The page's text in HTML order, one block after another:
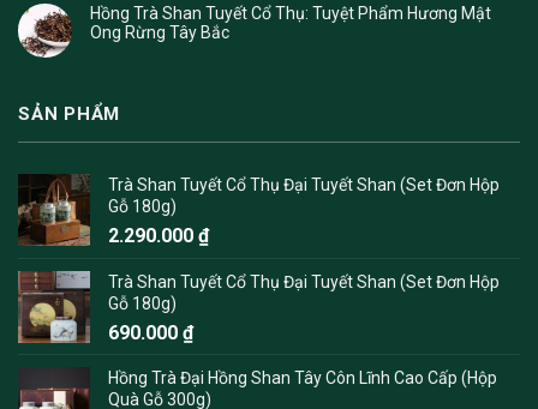
Hồng Trà Shan Tuyết Cổ Thụ: Tuyệt Phẩm Hương Mật
Ong Rừng Tây Bắc
SẢN PHẨM
Trà Shan Tuyết Cổ Thụ Đại Tuyết Shan (Set Đơn Hộp
Gỗ 180g)
2.290.000 ₫
Trà Shan Tuyết Cổ Thụ Đại Tuyết Shan (Set Đơn Hộp
Gỗ 180g)
690.000 ₫
Hồng Trà Đại Hồng Shan Tây Côn Lĩnh Cao Cấp (Hộp
Quà Gỗ 300g)